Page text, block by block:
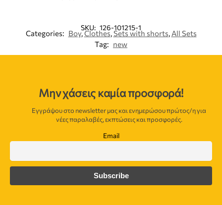
SKU: 126-101215-1
Categories: Boy,Clothes, Sets with shorts, All Sets
Tag: new
Μην χάσεις καμία προσφορά!
Εγγράψου στο newsletter μας και ενημερώσου πρώτος/η για
νέες παραλαβές, εκπτώσεις και προσφορές.
Email